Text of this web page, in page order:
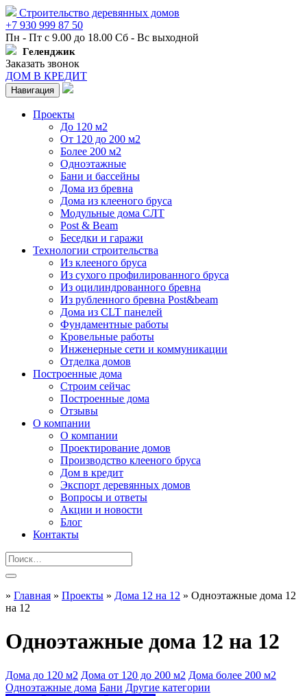
Строительство деревянных домов
+7 930 999 87 50
Пн - Пт с 9.00 до 18.00 Сб - Вс выходной
Геленджик
Заказать звонок
ДОМ В КРЕДИТ
Навигация
Проекты
До 120 м2
От 120 до 200 м2
Более 200 м2
Одноэтажные
Бани и бассейны
Дома из бревна
Дома из клееного бруса
Модульные дома СЛТ
Post & Beam
Беседки и гаражи
Технологии строительства
Из клееного бруса
Из сухого профилированного бруса
Из оцилиндрованного бревна
Из рубленного бревна Post&beam
Дома из CLT панелей
Фундаментные работы
Кровельные работы
Инженерные сети и коммуникации
Отделка домов
Построенные дома
Строим сейчас
Построенные дома
Отзывы
О компании
О компании
Проектирование домов
Производство клееного бруса
Дом в кредит
Экспорт деревянных домов
Вопросы и ответы
Акции и новости
Блог
Контакты
» Главная » Проекты » Дома 12 на 12 » Одноэтажные дома 12
на 12
Одноэтажные дома 12 на 12
Дома до 120 м2 Дома от 120 до 200 м2 Дома более 200 м2
Одноэтажные дома Бани Другие категории